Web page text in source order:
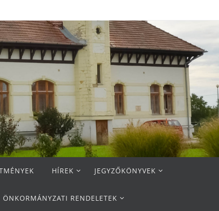
HÍREK JEGYZŐKÖNYVEK
ÖNKORMÁNYZATI RENDELETEK